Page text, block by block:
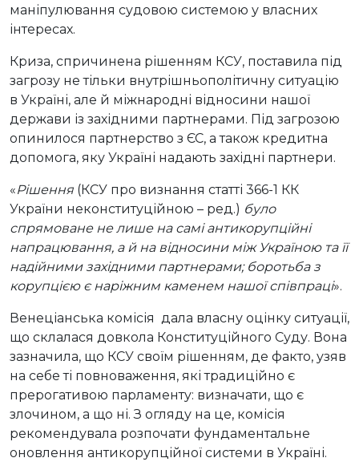
маніпулювання судовою системою у власних
інтересах.
Криза, спричинена рішенням КСУ, поставила під
загрозу не тільки внутрішньополітичну ситуацію
в Україні, але й міжнародні відносини нашої
держави із західними партнерами. Під загрозою
опинилося партнерство з ЄС, а також кредитна
допомога, яку Україні надають західні партнери.
«Рішення (КСУ про визнання статті 366-1 КК
України неконституційною – ред.) було
спрямоване не лише на самі антикорупційні
напрацювання, а й на відносини між Україною та її
надійними західними партнерами; боротьба з
корупцією є наріжним каменем нашої співпраці».
Венеціанська комісія дала власну оцінку ситуації,
що склалася довкола Конституційного Суду. Вона
зазначила, що КСУ своїм рішенням, де факто, узяв
на себе ті повноваження, які традиційно є
прерогативою парламенту: визначати, що є
злочином, а що ні. З огляду на це, комісія
рекомендувала розпочати фундаментальне
оновлення антикорупційної системи в Україні.